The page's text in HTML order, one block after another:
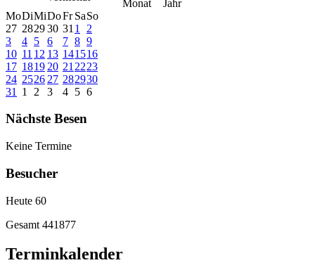
MoDiMiDoFr SaSo
27 282930 31 1
2
3
4 5 6 7 8 9
10 11 12 13 141516
17 1819 20 21 2223
24 2526 27 282930
31
1 2 3 4 5 6
Nächste Besen
Keine Termine
Besucher
Heute 60
Gesamt 441877
Terminkalender